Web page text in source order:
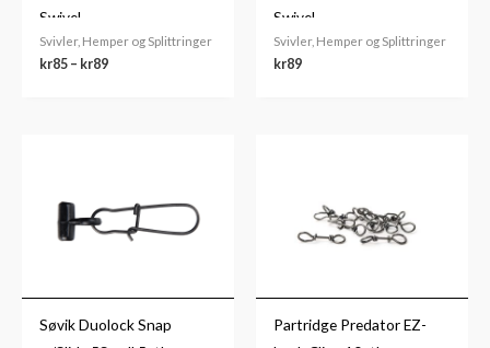
Swivel
Svivler, Hemper og Splittringer
kr85 – kr89
Swivel
Svivler, Hemper og Splittringer
kr89
Søvik Duolock Snap
Partridge Predator EZ-